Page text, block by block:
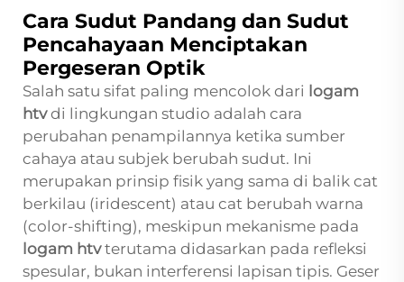
Cara Sudut Pandang dan Sudut
Pencahayaan Menciptakan
Pergeseran Optik
Salah satu sifat paling mencolok dari logam
htvdi lingkungan studio adalah cara
perubahan penampilannya ketika sumber
cahaya atau subjek berubah sudut. Ini
merupakan prinsip fisik yang sama di balik cat
berkilau (iridescent) atau cat berubah warna
(color-shifting), meskipun mekanisme pada
logam htvterutama didasarkan pada refleksi
spesular, bukan interferensi lapisan tipis. Geser